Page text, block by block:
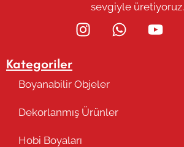
sevgiyle üretiyoruz.
Kategoriler
Boyanabilir Objeler
Dekorlanmış Ürünler
Hobi Boyaları